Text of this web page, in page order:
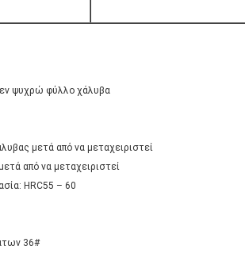
ψυχρώ φύλλο χάλυβα
μετά από να μεταχειριστεί
από να μεταχειριστεί
HRC55 – 60
36#